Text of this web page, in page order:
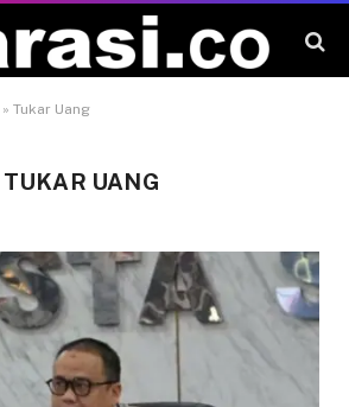
» Tukar Uang
TUKAR UANG